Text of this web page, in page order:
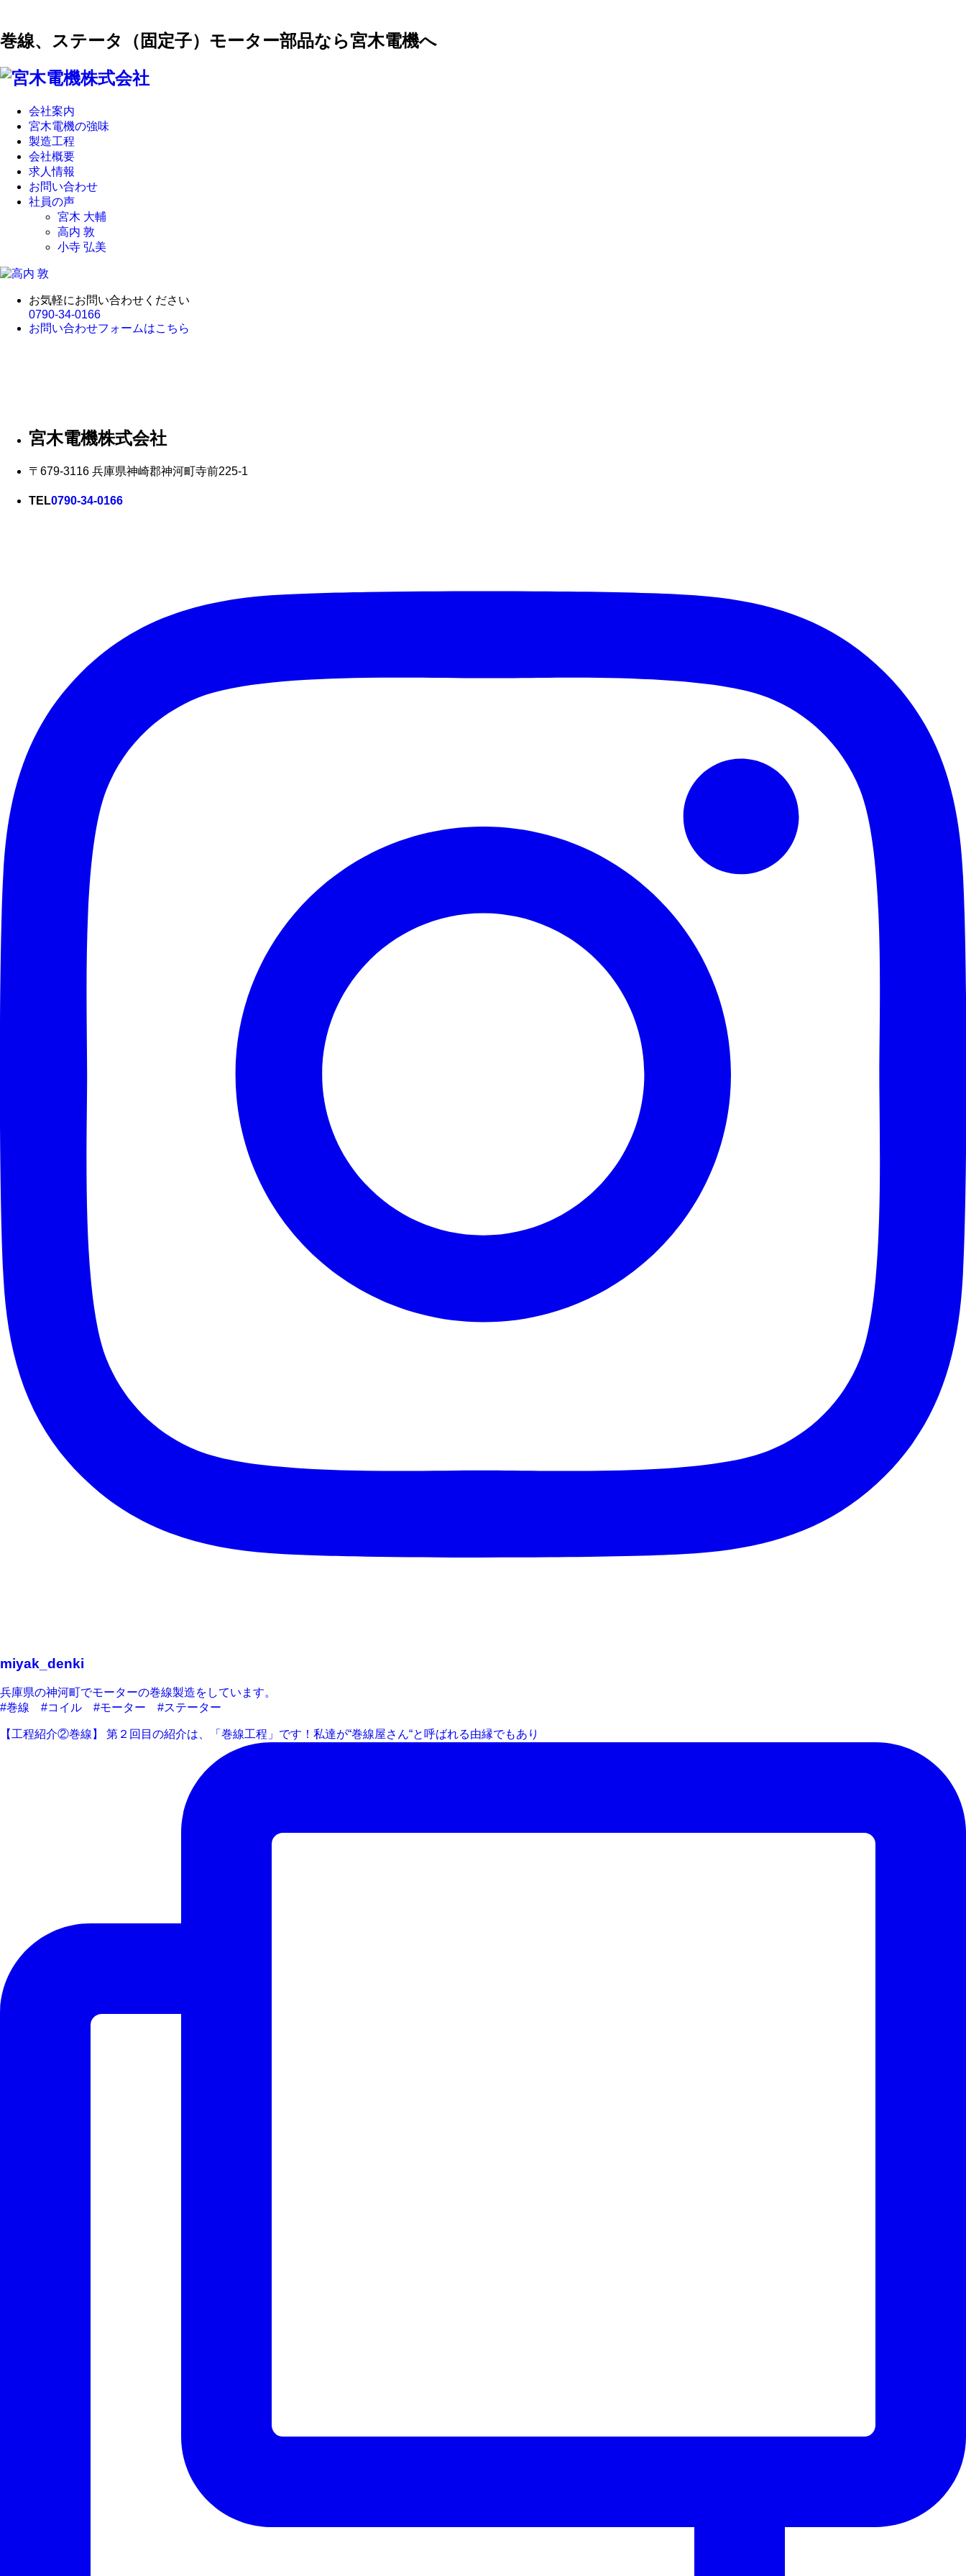
巻線、ステータ（固定子）モーター部品なら宮木電機へ
会社案内
宮木電機の強味
製造工程
会社概要
求人情報
お問い合わせ
社員の声
宮木 大輔
高内 敦
小寺 弘美
お気軽にお問い合わせください
0790-34-0166
お問い合わせフォームはこちら
宮木電機株式会社
〒679-3116 兵庫県神崎郡神河町寺前225-1
TEL0790-34-0166
miyak_denki
兵庫県の神河町でモーターの巻線製造をしています。
#巻線 #コイル #モーター #ステーター
【工程紹介②巻線】 第２回目の紹介は、「巻線工程」です！私達が“巻線屋さん“と呼ばれる由縁でもあり